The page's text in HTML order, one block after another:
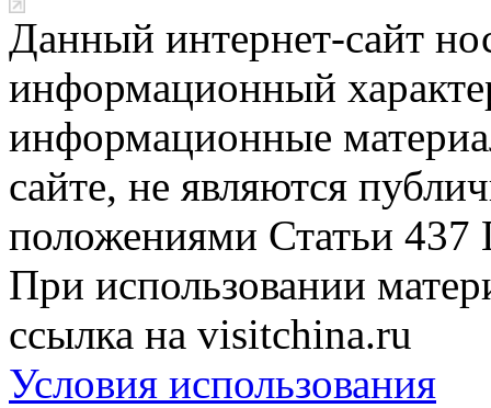
Данный интернет-сайт
информационный
информационные
сайте, не являются
положениями Статьи 437
При использовании
ссылка на visitchina.ru
Условия использования